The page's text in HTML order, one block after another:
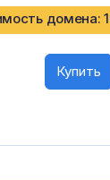
домена:
Купить